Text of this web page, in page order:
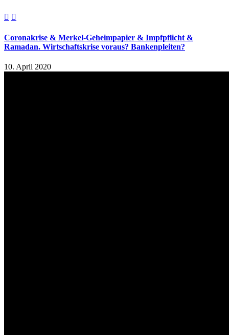
 
Coronakrise & Merkel-Geheimpapier & Impfpflicht &
Ramadan. Wirtschaftskrise voraus? Bankenpleiten?
10. April 2020